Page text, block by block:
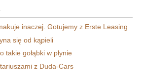
inaczej. Gotujemy z Erste Leasing
się od kąpieli
takie gołąbki w płynie
z Duda-Cars